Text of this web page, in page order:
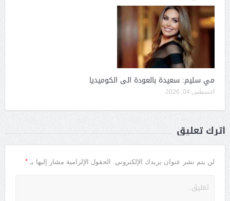
مي سليم: سعيدة بالعودة الى الكوميديا
أغسطس 04, 2026
أترك تعليق
لن يتم نشر عنوان بريدك الإلكتروني. الحقول الإلزامية مشار إليها بـ *